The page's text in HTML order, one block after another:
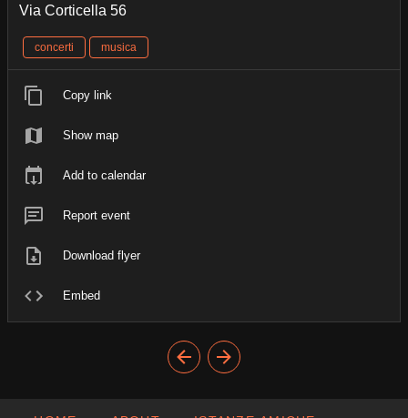
Via Corticella 56
concerti musica
Copy link
Show map
Add to calendar
Report event
Download flyer
Embed